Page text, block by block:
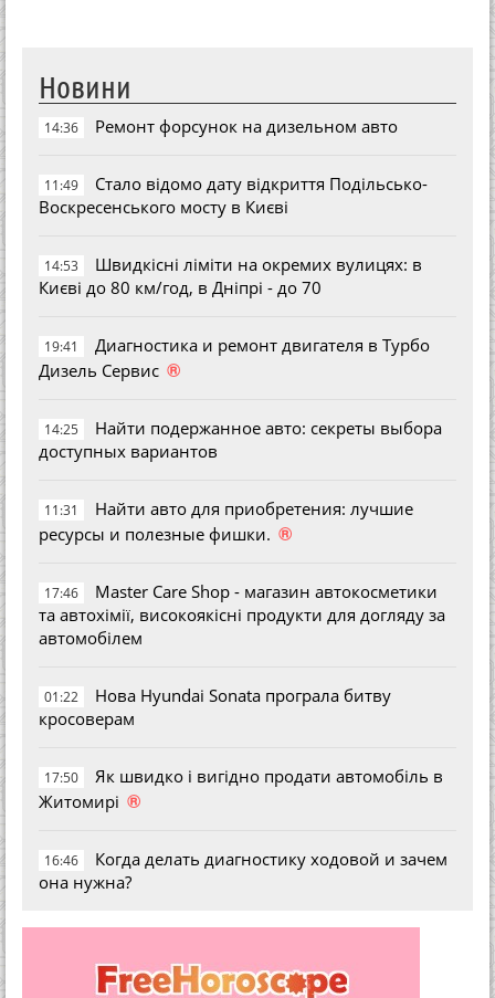
Новини
14:36 Ремонт форсунок на дизельном авто
11:49
Стало відомо дату відкриття Подільсько-
Воскресенського мосту в Києві
14:53
Швидкісні ліміти на окремих вулицях: в
Києві до 80 км/год, в Дніпрі - до 70
19:41
Диагностика и ремонт двигателя в Турбо
Дизель Сервис ®
14:25
Найти подержанное авто: секреты выбора
доступных вариантов
11:31
Найти авто для приобретения: лучшие
ресурсы и полезные фишки. ®
17:46
Master Care Shop - магазин автокосметики
та автохімії, високоякісні продукти для догляду за
автомобілем
01:22
Нова Hyundai Sonata програла битву
кросоверам
17:50
Як швидко і вигідно продати автомобіль в
Житомирі ®
16:46
Когда делать диагностику ходовой и зачем
она нужна?